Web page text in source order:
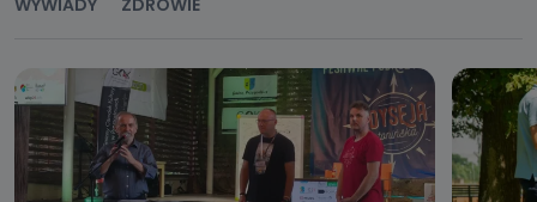
WYWIADY
ZDROWIE